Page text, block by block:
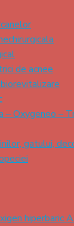
de acnee
– Oxygeneo –
gatului,
hiperbaric